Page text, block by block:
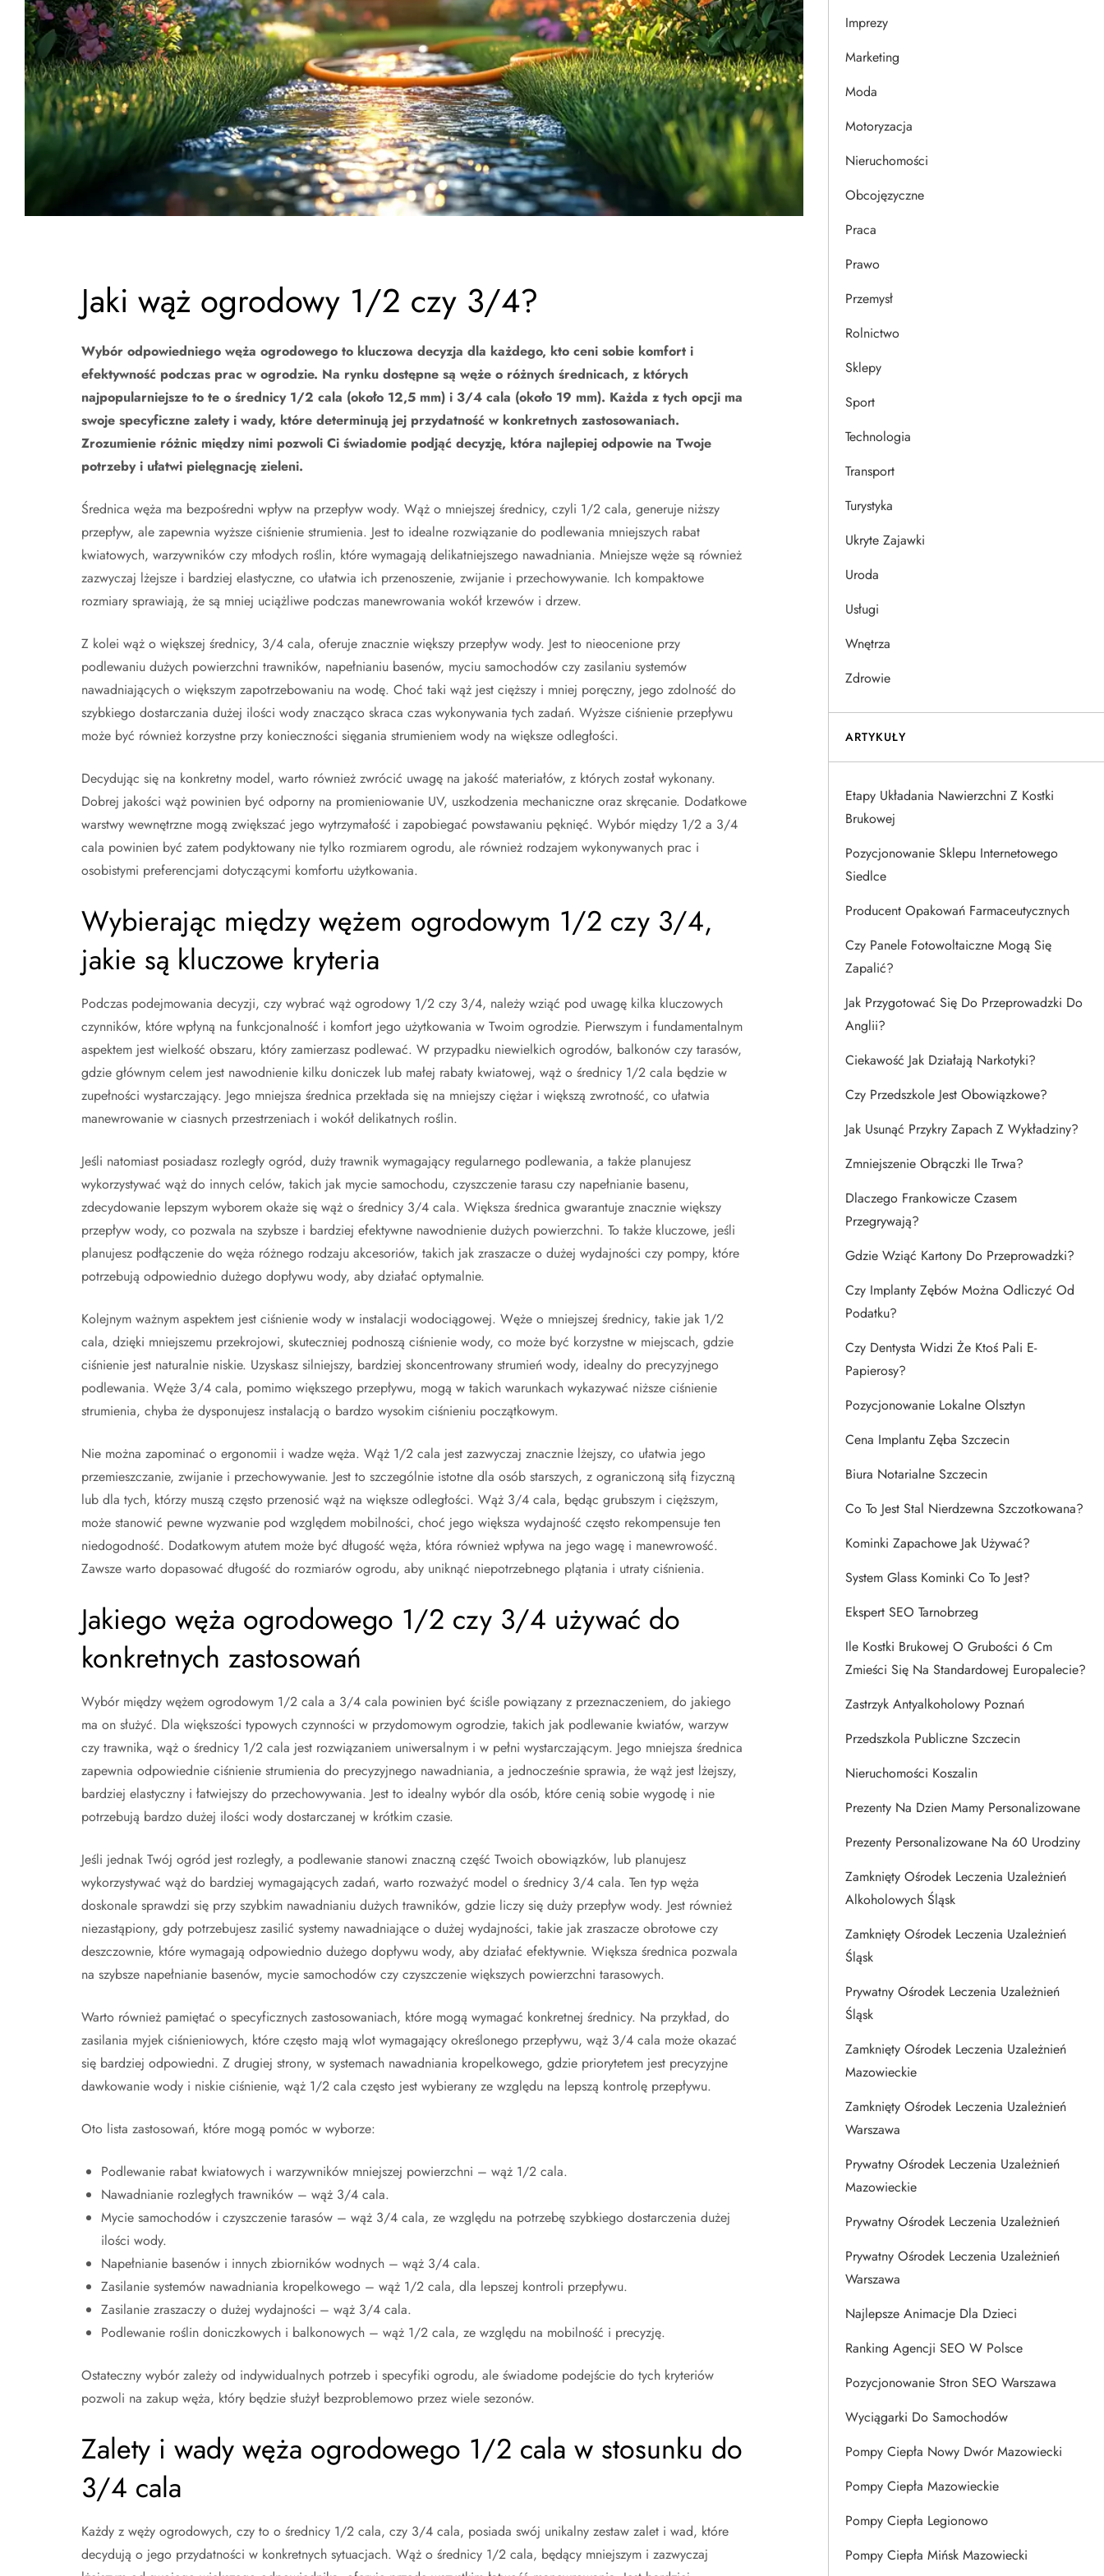
Jaki wąż ogrodowy 1/2 czy 3/4?
Wybór odpowiedniego węża ogrodowego to kluczowa decyzja dla każdego, kto ceni sobie komfort i
efektywność podczas prac w ogrodzie. Na rynku dostępne są węże o różnych średnicach, z których
najpopularniejsze to te o średnicy 1/2 cala (około 12,5 mm) i 3/4 cala (około 19 mm). Każda z tych opcji ma
swoje specyficzne zalety i wady, które determinują jej przydatność w konkretnych zastosowaniach.
Zrozumienie różnic między nimi pozwoli Ci świadomie podjąć decyzję, która najlepiej odpowie na Twoje
potrzeby i ułatwi pielęgnację zieleni.
Średnica węża ma bezpośredni wpływ na przepływ wody. Wąż o mniejszej średnicy, czyli 1/2 cala, generuje niższy
przepływ, ale zapewnia wyższe ciśnienie strumienia. Jest to idealne rozwiązanie do podlewania mniejszych rabat
kwiatowych, warzywników czy młodych roślin, które wymagają delikatniejszego nawadniania. Mniejsze węże są również
zazwyczaj lżejsze i bardziej elastyczne, co ułatwia ich przenoszenie, zwijanie i przechowywanie. Ich kompaktowe
rozmiary sprawiają, że są mniej uciążliwe podczas manewrowania wokół krzewów i drzew.
Z kolei wąż o większej średnicy, 3/4 cala, oferuje znacznie większy przepływ wody. Jest to nieocenione przy
podlewaniu dużych powierzchni trawników, napełnianiu basenów, myciu samochodów czy zasilaniu systemów
nawadniających o większym zapotrzebowaniu na wodę. Choć taki wąż jest cięższy i mniej poręczny, jego zdolność do
szybkiego dostarczania dużej ilości wody znacząco skraca czas wykonywania tych zadań. Wyższe ciśnienie przepływu
może być również korzystne przy konieczności sięgania strumieniem wody na większe odległości.
Decydując się na konkretny model, warto również zwrócić uwagę na jakość materiałów, z których został wykonany.
Dobrej jakości wąż powinien być odporny na promieniowanie UV, uszkodzenia mechaniczne oraz skręcanie. Dodatkowe
warstwy wewnętrzne mogą zwiększać jego wytrzymałość i zapobiegać powstawaniu pęknięć. Wybór między 1/2 a 3/4
cala powinien być zatem podyktowany nie tylko rozmiarem ogrodu, ale również rodzajem wykonywanych prac i
osobistymi preferencjami dotyczącymi komfortu użytkowania.
Wybierając między wężem ogrodowym 1/2 czy 3/4,
jakie są kluczowe kryteria
Podczas podejmowania decyzji, czy wybrać wąż ogrodowy 1/2 czy 3/4, należy wziąć pod uwagę kilka kluczowych
czynników, które wpłyną na funkcjonalność i komfort jego użytkowania w Twoim ogrodzie. Pierwszym i fundamentalnym
aspektem jest wielkość obszaru, który zamierzasz podlewać. W przypadku niewielkich ogrodów, balkonów czy tarasów,
gdzie głównym celem jest nawodnienie kilku doniczek lub małej rabaty kwiatowej, wąż o średnicy 1/2 cala będzie w
zupełności wystarczający. Jego mniejsza średnica przekłada się na mniejszy ciężar i większą zwrotność, co ułatwia
manewrowanie w ciasnych przestrzeniach i wokół delikatnych roślin.
Jeśli natomiast posiadasz rozległy ogród, duży trawnik wymagający regularnego podlewania, a także planujesz
wykorzystywać wąż do innych celów, takich jak mycie samochodu, czyszczenie tarasu czy napełnianie basenu,
zdecydowanie lepszym wyborem okaże się wąż o średnicy 3/4 cala. Większa średnica gwarantuje znacznie większy
przepływ wody, co pozwala na szybsze i bardziej efektywne nawodnienie dużych powierzchni. To także kluczowe, jeśli
planujesz podłączenie do węża różnego rodzaju akcesoriów, takich jak zraszacze o dużej wydajności czy pompy, które
potrzebują odpowiednio dużego dopływu wody, aby działać optymalnie.
Kolejnym ważnym aspektem jest ciśnienie wody w instalacji wodociągowej. Węże o mniejszej średnicy, takie jak 1/2
cala, dzięki mniejszemu przekrojowi, skuteczniej podnoszą ciśnienie wody, co może być korzystne w miejscach, gdzie
ciśnienie jest naturalnie niskie. Uzyskasz silniejszy, bardziej skoncentrowany strumień wody, idealny do precyzyjnego
podlewania. Węże 3/4 cala, pomimo większego przepływu, mogą w takich warunkach wykazywać niższe ciśnienie
strumienia, chyba że dysponujesz instalacją o bardzo wysokim ciśnieniu początkowym.
Nie można zapominać o ergonomii i wadze węża. Wąż 1/2 cala jest zazwyczaj znacznie lżejszy, co ułatwia jego
przemieszczanie, zwijanie i przechowywanie. Jest to szczególnie istotne dla osób starszych, z ograniczoną siłą fizyczną
lub dla tych, którzy muszą często przenosić wąż na większe odległości. Wąż 3/4 cala, będąc grubszym i cięższym,
może stanowić pewne wyzwanie pod względem mobilności, choć jego większa wydajność często rekompensuje ten
niedogodność. Dodatkowym atutem może być długość węża, która również wpływa na jego wagę i manewrowość.
Zawsze warto dopasować długość do rozmiarów ogrodu, aby uniknąć niepotrzebnego plątania i utraty ciśnienia.
Jakiego węża ogrodowego 1/2 czy 3/4 używać do
konkretnych zastosowań
Wybór między wężem ogrodowym 1/2 cala a 3/4 cala powinien być ściśle powiązany z przeznaczeniem, do jakiego
ma on służyć. Dla większości typowych czynności w przydomowym ogrodzie, takich jak podlewanie kwiatów, warzyw
czy trawnika, wąż o średnicy 1/2 cala jest rozwiązaniem uniwersalnym i w pełni wystarczającym. Jego mniejsza średnica
zapewnia odpowiednie ciśnienie strumienia do precyzyjnego nawadniania, a jednocześnie sprawia, że wąż jest lżejszy,
bardziej elastyczny i łatwiejszy do przechowywania. Jest to idealny wybór dla osób, które cenią sobie wygodę i nie
potrzebują bardzo dużej ilości wody dostarczanej w krótkim czasie.
Jeśli jednak Twój ogród jest rozległy, a podlewanie stanowi znaczną część Twoich obowiązków, lub planujesz
wykorzystywać wąż do bardziej wymagających zadań, warto rozważyć model o średnicy 3/4 cala. Ten typ węża
doskonale sprawdzi się przy szybkim nawadnianiu dużych trawników, gdzie liczy się duży przepływ wody. Jest również
niezastąpiony, gdy potrzebujesz zasilić systemy nawadniające o dużej wydajności, takie jak zraszacze obrotowe czy
deszczownie, które wymagają odpowiednio dużego dopływu wody, aby działać efektywnie. Większa średnica pozwala
na szybsze napełnianie basenów, mycie samochodów czy czyszczenie większych powierzchni tarasowych.
Warto również pamiętać o specyficznych zastosowaniach, które mogą wymagać konkretnej średnicy. Na przykład, do
zasilania myjek ciśnieniowych, które często mają wlot wymagający określonego przepływu, wąż 3/4 cala może okazać
się bardziej odpowiedni. Z drugiej strony, w systemach nawadniania kropelkowego, gdzie priorytetem jest precyzyjne
dawkowanie wody i niskie ciśnienie, wąż 1/2 cala często jest wybierany ze względu na lepszą kontrolę przepływu.
Oto lista zastosowań, które mogą pomóc w wyborze:
Podlewanie rabat kwiatowych i warzywników mniejszej powierzchni – wąż 1/2 cala.
Nawadnianie rozległych trawników – wąż 3/4 cala.
Mycie samochodów i czyszczenie tarasów – wąż 3/4 cala, ze względu na potrzebę szybkiego dostarczenia dużej
ilości wody.
Napełnianie basenów i innych zbiorników wodnych – wąż 3/4 cala.
Zasilanie systemów nawadniania kropelkowego – wąż 1/2 cala, dla lepszej kontroli przepływu.
Zasilanie zraszaczy o dużej wydajności – wąż 3/4 cala.
Podlewanie roślin doniczkowych i balkonowych – wąż 1/2 cala, ze względu na mobilność i precyzję.
Ostateczny wybór zależy od indywidualnych potrzeb i specyfiki ogrodu, ale świadome podejście do tych kryteriów
pozwoli na zakup węża, który będzie służył bezproblemowo przez wiele sezonów.
Zalety i wady węża ogrodowego 1/2 cala w stosunku do
3/4 cala
Każdy z węży ogrodowych, czy to o średnicy 1/2 cala, czy 3/4 cala, posiada swój unikalny zestaw zalet i wad, które
decydują o jego przydatności w konkretnych sytuacjach. Wąż o średnicy 1/2 cala, będący mniejszym i zazwyczaj
Imprezy
Marketing
Moda
Motoryzacja
Nieruchomości
Obcojęzyczne
Praca
Prawo
Przemysł
Rolnictwo
Sklepy
Sport
Technologia
Transport
Turystyka
Ukryte Zajawki
Uroda
Usługi
Wnętrza
Zdrowie
ARTYKUŁY
Etapy Układania Nawierzchni Z Kostki
Brukowej
Pozycjonowanie Sklepu Internetowego
Siedlce
Producent Opakowań Farmaceutycznych
Czy Panele Fotowoltaiczne Mogą Się
Zapalić?
Jak Przygotować Się Do Przeprowadzki Do
Anglii?
Ciekawość Jak Działają Narkotyki?
Czy Przedszkole Jest Obowiązkowe?
Jak Usunąć Przykry Zapach Z Wykładziny?
Zmniejszenie Obrączki Ile Trwa?
Dlaczego Frankowicze Czasem
Przegrywają?
Gdzie Wziąć Kartony Do Przeprowadzki?
Czy Implanty Zębów Można Odliczyć Od
Podatku?
Czy Dentysta Widzi Że Ktoś Pali E-
Papierosy?
Pozycjonowanie Lokalne Olsztyn
Cena Implantu Zęba Szczecin
Biura Notarialne Szczecin
Co To Jest Stal Nierdzewna Szczotkowana?
Kominki Zapachowe Jak Używać?
System Glass Kominki Co To Jest?
Ekspert SEO Tarnobrzeg
Ile Kostki Brukowej O Grubości 6 Cm
Zmieści Się Na Standardowej Europalecie?
Zastrzyk Antyalkoholowy Poznań
Przedszkola Publiczne Szczecin
Nieruchomości Koszalin
Prezenty Na Dzien Mamy Personalizowane
Prezenty Personalizowane Na 60 Urodziny
Zamknięty Ośrodek Leczenia Uzależnień
Alkoholowych Śląsk
Zamknięty Ośrodek Leczenia Uzależnień
Śląsk
Prywatny Ośrodek Leczenia Uzależnień
Śląsk
Zamknięty Ośrodek Leczenia Uzależnień
Mazowieckie
Zamknięty Ośrodek Leczenia Uzależnień
Warszawa
Prywatny Ośrodek Leczenia Uzależnień
Mazowieckie
Prywatny Ośrodek Leczenia Uzależnień
Prywatny Ośrodek Leczenia Uzależnień
Warszawa
Najlepsze Animacje Dla Dzieci
Ranking Agencji SEO W Polsce
Pozycjonowanie Stron SEO Warszawa
Wyciągarki Do Samochodów
Pompy Ciepła Nowy Dwór Mazowiecki
Pompy Ciepła Mazowieckie
Pompy Ciepła Legionowo
Pompy Ciepła Mińsk Mazowiecki